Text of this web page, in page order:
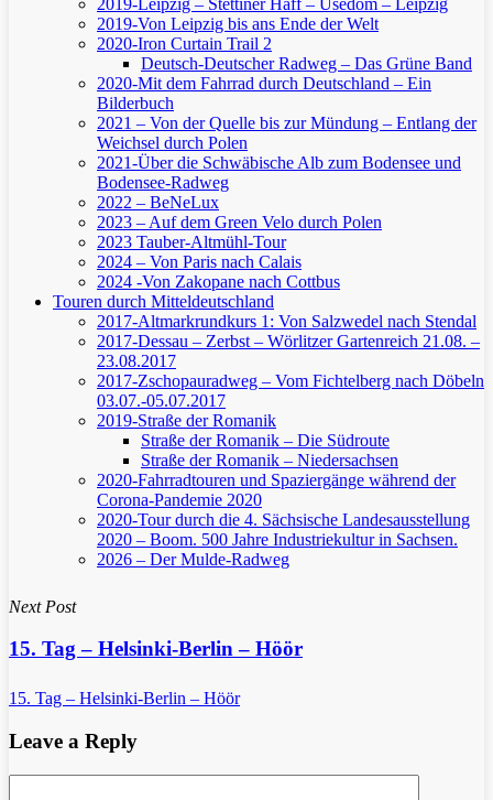
2019-Von Leipzig bis ans Ende der Welt
2020-Iron Curtain Trail 2
Deutsch-Deutscher Radweg – Das Grüne Band
2020-Mit dem Fahrrad durch Deutschland – Ein
Bilderbuch
2021 – Von der Quelle bis zur Mündung – Entlang der
Weichsel durch Polen
2021-Über die Schwäbische Alb zum Bodensee und
Bodensee-Radweg
2022 – BeNeLux
2023 – Auf dem Green Velo durch Polen
2023 Tauber-Altmühl-Tour
2024 – Von Paris nach Calais
2024 -Von Zakopane nach Cottbus
Touren durch Mitteldeutschland
2017-Altmarkrundkurs 1: Von Salzwedel nach Stendal
2017-Dessau – Zerbst – Wörlitzer Gartenreich 21.08. –
23.08.2017
2017-Zschopauradweg – Vom Fichtelberg nach Döbeln
03.07.-05.07.2017
2019-Straße der Romanik
Straße der Romanik – Die Südroute
Straße der Romanik – Niedersachsen
2020-Fahrradtouren und Spaziergänge während der
Corona-Pandemie 2020
2020-Tour durch die 4. Sächsische Landesausstellung
2020 – Boom. 500 Jahre Industriekultur in Sachsen.
2026 – Der Mulde-Radweg
Next Post
15. Tag – Helsinki-Berlin – Höör
15. Tag – Helsinki-Berlin – Höör
Leave a Reply